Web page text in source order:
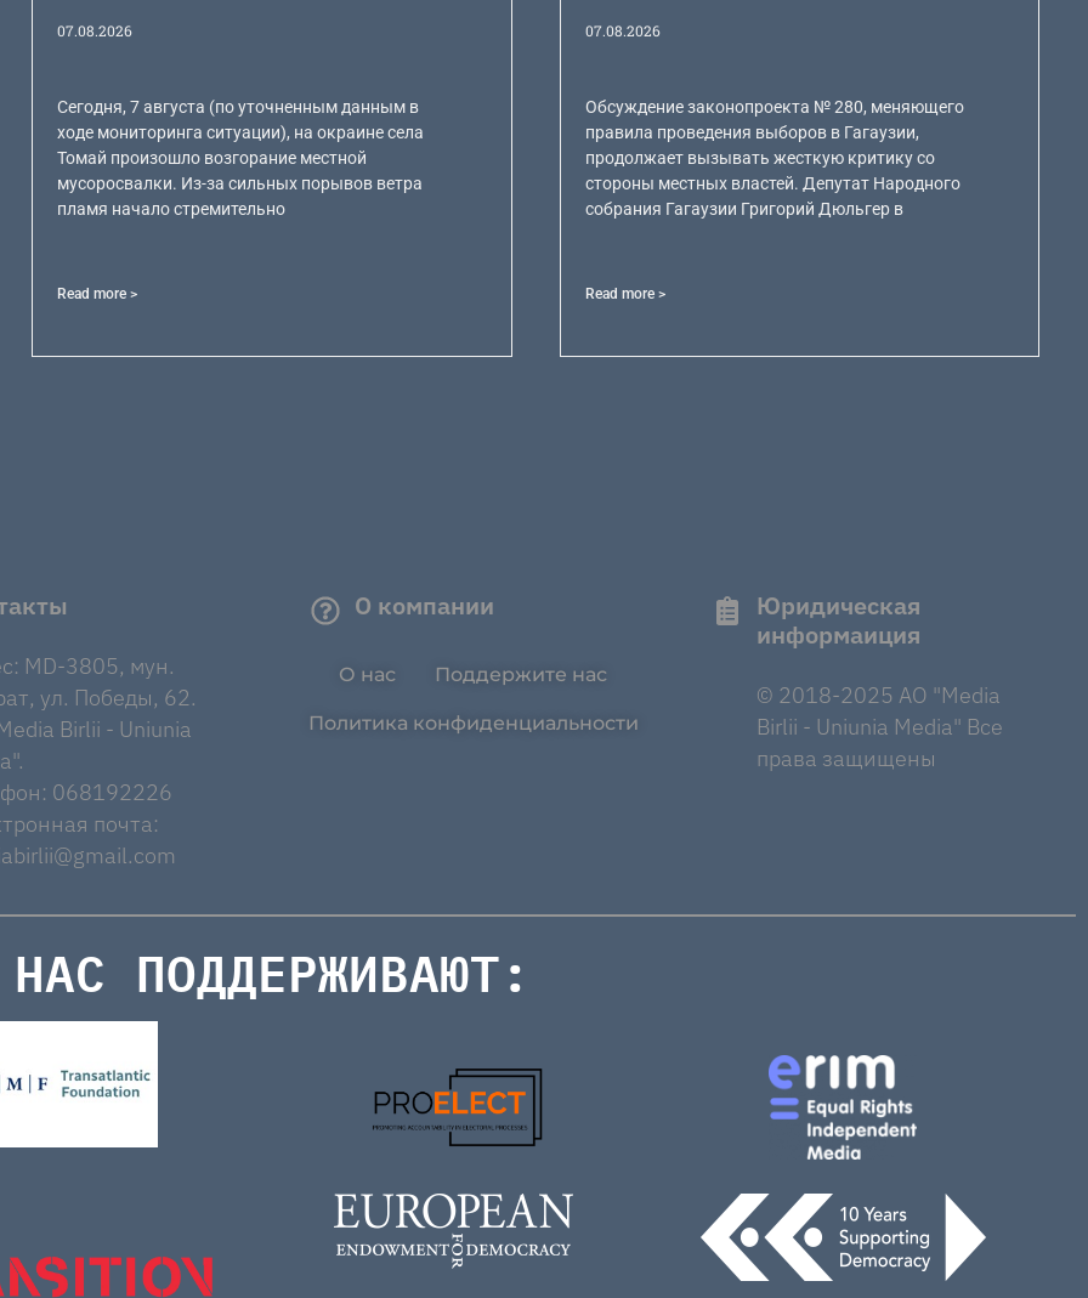
07.08.2026
Сегодня, 7 августа (по уточненным данным в
ходе мониторинга ситуации), на окраине села
Томай произошло возгорание местной
мусоросвалки. Из-за сильных порывов ветра
пламя начало стремительно
Read more >
07.08.2026
Обсуждение законопроекта № 280, меняющего
правила проведения выборов в Гагаузии,
продолжает вызывать жесткую критику со
стороны местных властей. Депутат Народного
собрания Гагаузии Григорий Дюльгер в
Read more >
MD-3805, мун.
ул. Победы, 62.
Birlii - Uniunia
068192226
почта:
О компании
О нас Поддержите нас
Политика конфиденциальности
Юридическая
информаиция
© 2018-2025 AO "Media
Birlii - Uniunia Media" Все
права защищены
НАС ПОДДЕРЖИВАЮТ: